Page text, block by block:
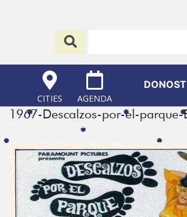
CITIES AGENDA
1967-Descalzos-por-el-parque-